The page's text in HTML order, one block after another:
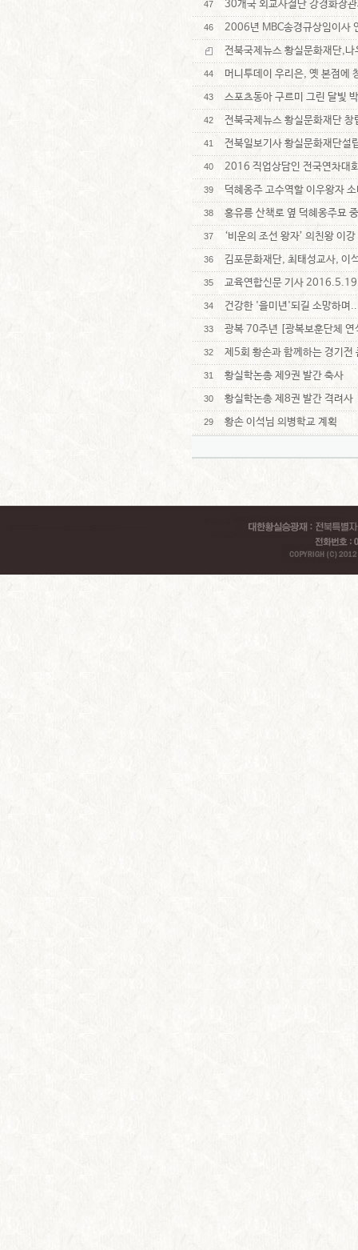
47 30개국 외교사절단 강경화장
46
2006년 MBC송경규상임이사
전북국제뉴스 황실문화재단,
44 머니투데이 우리은, 옛 본점에
43 스포츠동아 구르미 그린 달빛
42 전북국제뉴스 황실문화재단
41 전북일보기사 황실문화재단설
40 2016 직업상담인 전국연차
39 덕혜옹주 고수역할 이우왕자
38 홍유릉 산책로 옆 덕혜옹주묘
37 ‘비운의 조선 왕자’ 의친왕 이
36 김포문화재단, 최태성교사,
35 교육연합신문 기사
34 건강한 '을미년'되길 소망하며
33 광복 70주년 [광복보훈단체
32 제5회 황손과 함께하는 경기전
31 황실학논총 제9권 발간 축사
30 황실학논총 제8권 발간 격려사
29 황손 이석님 의병학교 계획